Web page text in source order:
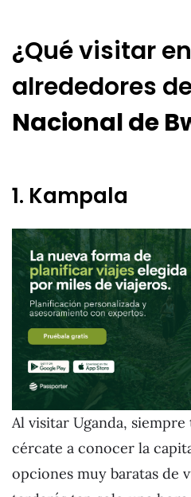
¿Qué visitar
alrededores
Nacional de
1. Kampala
Al visitar Uganda,
cércate a conocer la
opciones muy baratas de